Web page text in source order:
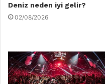
Deniz neden iyi gelir?
02/08/2026